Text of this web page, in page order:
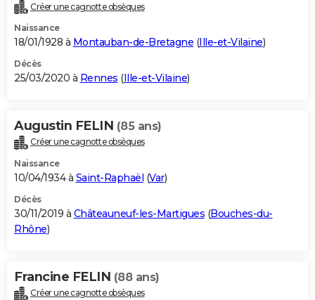
Créer une cagnotte obsèques
Naissance
18/01/1928 à Montauban-de-Bretagne (Ille-et-Vilaine)
Décès
25/03/2020 à Rennes (Ille-et-Vilaine)
Augustin FELIN (85 ans)
Créer une cagnotte obsèques
Naissance
10/04/1934 à Saint-Raphaël (Var)
Décès
30/11/2019 à Châteauneuf-les-Martigues (Bouches-du-
Rhône)
Francine FELIN (88 ans)
Créer une cagnotte obsèques